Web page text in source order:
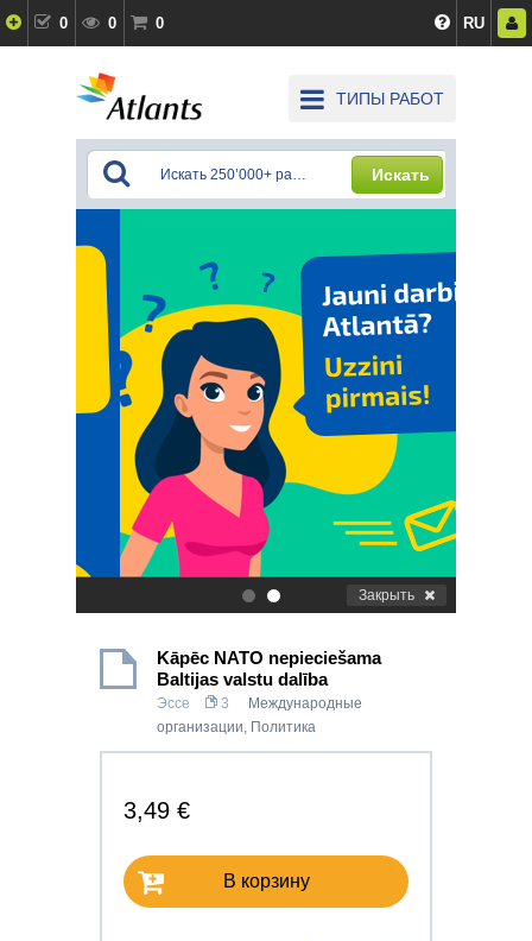
0 0 0 RU
ТИПЫ РАБОТ
Искать
. Закрыть
Kāpēc NATO nepieciešama
Baltijas valstu dalība
Эссе 3
Международные
организации, Политика
3,49 €
В корзину